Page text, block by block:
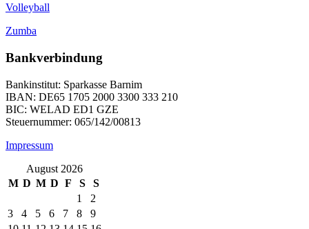
Volleyball
Zumba
Bankverbindung
Bankinstitut: Sparkasse Barnim
IBAN: DE65 1705 2000 3300 333 210
BIC: WELAD ED1 GZE
Steuernummer: 065/142/00813
Impressum
August 2026
M D M D F S
S
1
2
3
4 5 6 7 8
9